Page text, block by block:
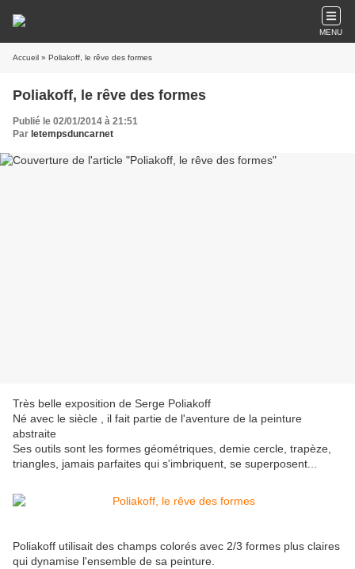
MENU
Accueil » Poliakoff, le rêve des formes
Poliakoff, le rêve des formes
Publié le 02/01/2014 à 21:51
Par letempsduncarnet
Très belle exposition de Serge Poliakoff
Né avec le siècle , il fait partie de l'aventure de la peinture
abstraite
Ses outils sont les formes géométriques, demie cercle, trapèze,
triangles, jamais parfaites qui s'imbriquent, se superposent...
Poliakoff utilisait des champs colorés avec 2/3 formes plus claires
qui dynamise l'ensemble de sa peinture.